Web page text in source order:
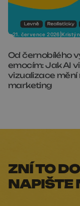
21. července 2026 |
Od černobílého
emocím: Jak AI
vizualizace mění
marketing
ZNÍ TO
NAPIŠTE